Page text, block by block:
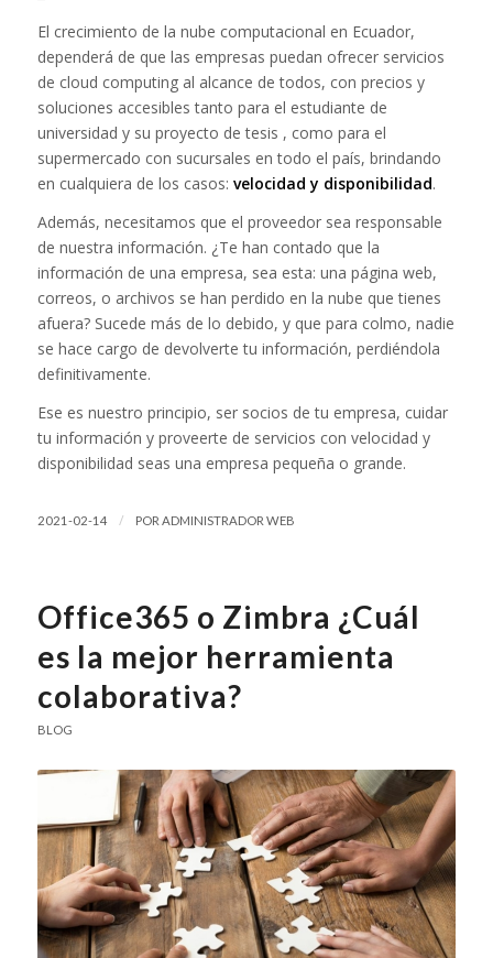
El crecimiento de la nube computacional en Ecuador,
dependerá de que las empresas puedan ofrecer servicios
de cloud computing al alcance de todos, con precios y
soluciones accesibles tanto para el estudiante de
universidad y su proyecto de tesis , como para el
supermercado con sucursales en todo el país, brindando
en cualquiera de los casos: velocidad y disponibilidad.
Además, necesitamos que el proveedor sea responsable
de nuestra información. ¿Te han contado que la
información de una empresa, sea esta: una página web,
correos, o archivos se han perdido en la nube que tienes
afuera? Sucede más de lo debido, y que para colmo, nadie
se hace cargo de devolverte tu información, perdiéndola
definitivamente.
Ese es nuestro principio, ser socios de tu empresa, cuidar
tu información y proveerte de servicios con velocidad y
disponibilidad seas una empresa pequeña o grande.
2021-02-14 / POR ADMINISTRADOR WEB
Office365 o Zimbra ¿Cuál
es la mejor herramienta
colaborativa?
BLOG